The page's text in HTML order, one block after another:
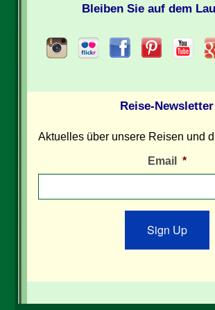
Bleiben Sie auf dem
Reise-Newsletter
Aktuelles über unsere Reisen und
Email *
Sign Up